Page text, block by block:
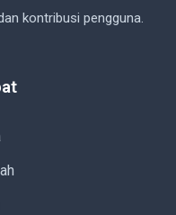
kontribusi pengguna.